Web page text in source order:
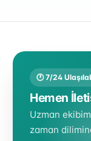
🕐 7/24
Hemen
Uzman
zaman